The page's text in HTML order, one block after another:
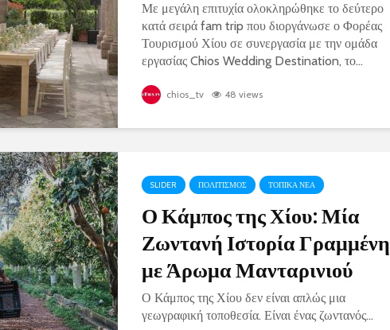
Με μεγάλη επιτυχία ολοκληρώθηκε το δεύτερο
κατά σειρά fam trip που διοργάνωσε ο Φορέας
Τουρισμού Χίου σε συνεργασία με την ομάδα
εργασίας Chios Wedding Destination, το...
chios_tv 48 views
SLIDER ΠΟΛΙΤΙΣΜΟΣ ΤΟΠΙΚΑ ΝΕΑ
Ο Κάμπος της Χίου: Μία
Ζωντανή Ιστορία Γραμμένη
με Άρωμα Μανταρινιού
Ο Κάμπος της Χίου δεν είναι απλώς μια
γεωγραφική τοποθεσία. Είναι ένας ζωντανός...